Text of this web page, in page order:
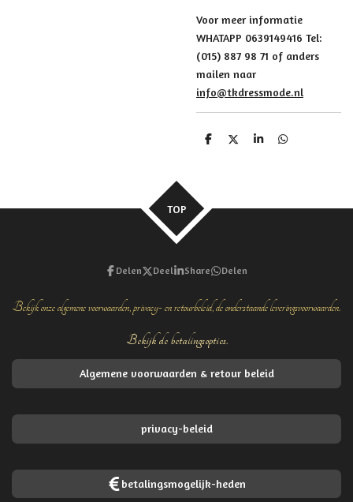
Voor meer informatie
WHATAPP 0639149416 Tel:
(015) 887 98 71 of anders
mailen naar
info@tkdressmode.nl
D
D
S
D
TOP
Delen Deel Share Delen
Bekijk onze algemene voorwaarden, privacy- en retourbeleid, de onderstaande leveringsvoorwaarden.
Bekijk de betalingsopties.
Algemene voorwaarden & retour beleid
privacy-beleid
betalingsmogelijk-heden